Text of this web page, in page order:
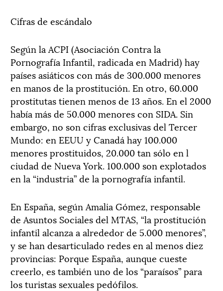
Cifras de escándalo
Según la ACPI (Asociación Contra la
Pornografía Infantil, radicada en Madrid) hay
países asiáticos con más de 300.000 menores
en manos de la prostitución. En otro, 60.000
prostitutas tienen menos de 13 años. En el 2000
había más de 50.000 menores con SIDA. Sin
embargo, no son cifras exclusivas del Tercer
Mundo: en EEUU y Canadá hay 100.000
menores prostituidos, 20.000 tan sólo en l
ciudad de Nueva York. 100.000 son explotados
en la “industria” de la pornografía infantil.
En España, según Amalia Gómez, responsable
de Asuntos Sociales del MTAS, “la prostitución
infantil alcanza a alrededor de 5.000 menores”,
y se han desarticulado redes en al menos diez
provincias: Porque España, aunque cueste
creerlo, es también uno de los “paraísos” para
los turistas sexuales pedófilos.